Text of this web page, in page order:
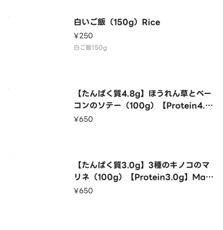
白いご飯（150g）Rice
¥250
白ご飯150g
【たんぱく質4.8g】ほうれん草とベー
コンのソテー（100g）【Protein4.8
g】Sauteed Spinach and Bacon
¥650
【たんぱく質3.0g】3種のキノコのマ
リネ（100g）【Protein3.0g】Mari
nated 3 Kinds of Mushrooms（1
¥650